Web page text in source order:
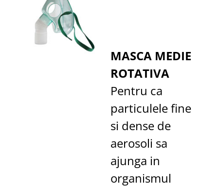
MASCA MEDIE
ROTATIVA
Pentru ca
particulele fine
si dense de
aerosoli sa
ajunga in
organismul